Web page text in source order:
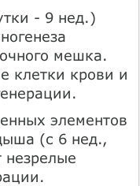
- 9 нед.)
мешка.
клетки крови и
элементов
(с 6 нед.,
незрелые